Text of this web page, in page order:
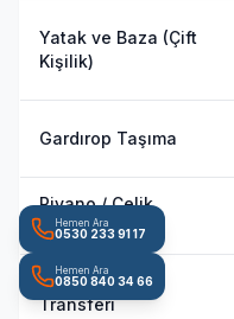
Yatak ve Baza (Çift
Kişilik)
Gardırop Taşıma
Piyano / Çelik
Kasa
Motosiklet
Transferi
Hemen Ara
0530 233 91 17
Hemen Ara
0850 840 34 66